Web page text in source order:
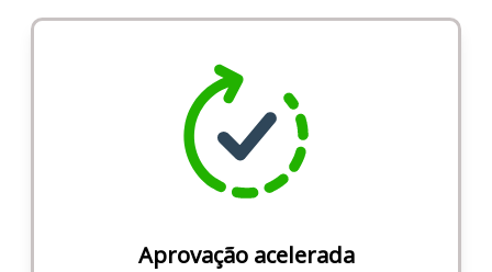
Aprovação acelerada